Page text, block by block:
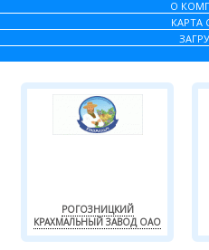
О
КАРТА
РОГОЗНИЦКИЙ
КРАХМАЛЬНЫЙ ЗАВОД ОАО